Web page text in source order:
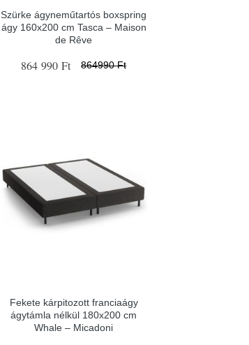
Szürke ágyneműtartós boxspring
ágy 160x200 cm Tasca – Maison
de Rêve
864 990 Ft 864990 Ft
Fekete kárpitozott franciaágy
ágytámla nélkül 180x200 cm
Whale – Micadoni